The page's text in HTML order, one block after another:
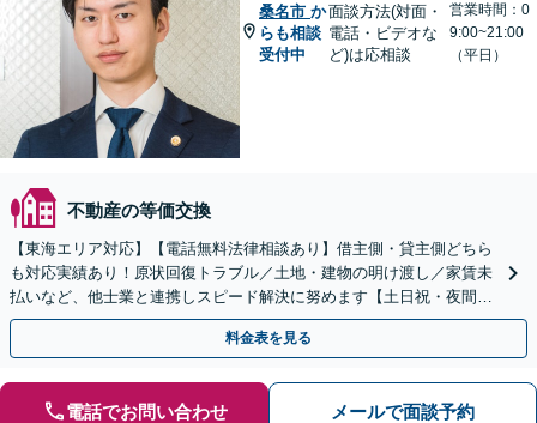
桑名市 か
らも相談
受付中
面談方法(対面・
電話・ビデオな
ど)は応相談
営業時間：0
9:00~21:00
（平日）
不動産の等価交換
【東海エリア対応】【電話無料法律相談あり】借主側・貸主側どちら
も対応実績あり！原状回復トラブル／土地・建物の明け渡し／家賃未
払いなど、他士業と連携しスピード解決に努めます【土日祝・夜間対
応】【オンライン面談可】【完全個室】
料金表を見る
電話でお問い合わせ メールで面談予約